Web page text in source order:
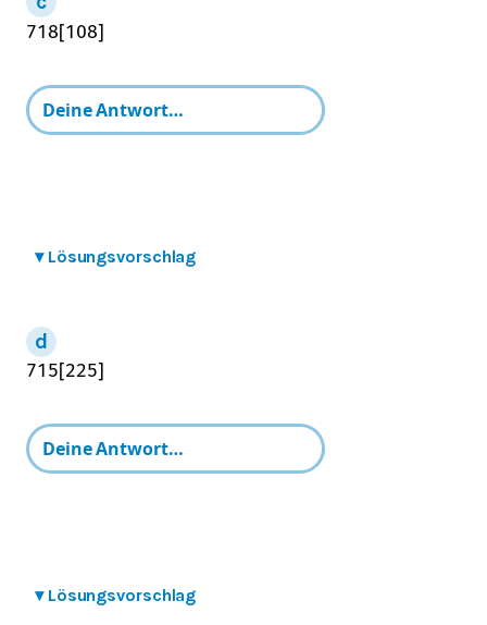
718[108]
▾ Lösungsvorschlag
715[225]
▾ Lösungsvorschlag